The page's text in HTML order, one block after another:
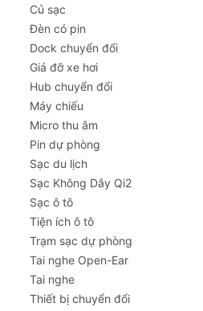
Củ sạc
Đèn có pin
Dock chuyển đổi
Giá đỡ xe hơi
Hub chuyển đổi
Máy chiếu
Micro thu âm
Pin dự phòng
Sạc du lịch
Sạc Không Dây Qi2
Sạc ô tô
Tiện ích ô tô
Trạm sạc dự phòng
Tai nghe Open-Ear
Tai nghe
Thiết bị chuyển đổi